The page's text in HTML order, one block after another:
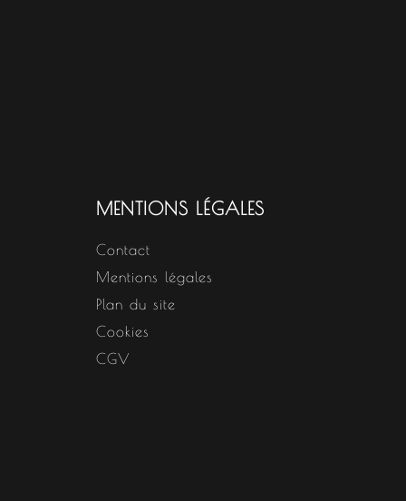
MENTIONS LÉGALES
Contact
Mentions légales
Plan du site
Cookies
CGV